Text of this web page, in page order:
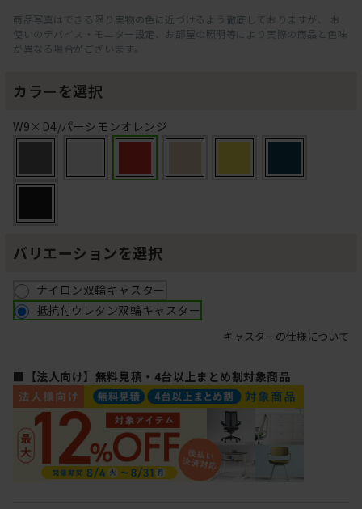
商品写真はできる限り実物の色に近づけるよう徹底しておりますが、 お
使いのデバイス・モニター設定、お部屋の照明等により実際の商品と色味
が異なる場合がございます。
カラーを選択
W9×D4/パーシモンオレンジ
バリエーションを選択
ナイロン双輪キャスター
抵抗付ウレタン双輪キャスター
キャスターの仕様について
■【法人向け】無料見積・4台以上まとめ割対象商品